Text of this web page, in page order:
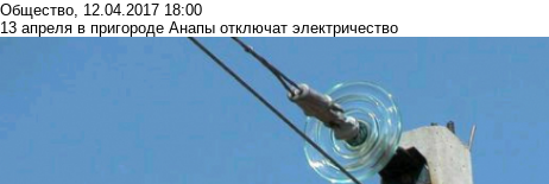
Общество, 12.04.2017 18:00
13 апреля в пригороде Анапы отключат электричество